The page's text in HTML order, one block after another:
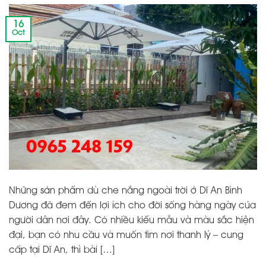
16
Oct
Những sản phẩm dù che nắng ngoài trời ở Dĩ An Bình
Dương đã đem đến lợi ích cho đời sống hàng ngày của
người dân nơi đây. Có nhiều kiểu mẫu và màu sắc hiện
đại, bạn có nhu cầu và muốn tìm nơi thanh lý – cung
cấp tại Dĩ An, thì bài […]